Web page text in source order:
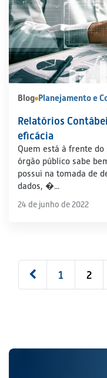
Blog Planejamento e
Relatórios
eficácia
Quem está à frente
órgão público sabe
possui na tomada de
dados, �...
24 de junho de 2022
1 2